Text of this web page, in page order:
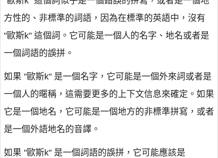
方性的、非標準的詞語，因為在標準的英語中，沒有
"歐斯k" 這個詞。它可能是一個人的名字、地名或者是
一個詞語的誤拼。
如果 "歐斯k" 是一個名字，它可能是一個外來詞或者是
一個人的暱稱，這需要更多的上下文信息來確定。如果
它是一個地名，它可能是一個地方的非標準拼寫，或者
是一個外語地名的音譯。
如果 "歐斯k" 是一個詞語的誤拼，它可能應該是